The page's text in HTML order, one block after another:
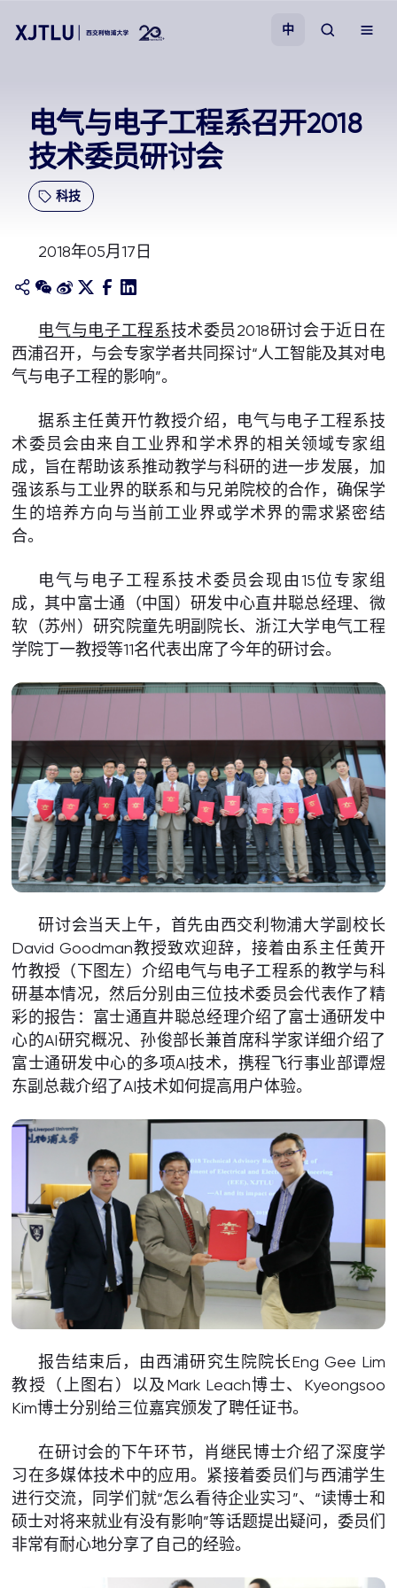
招生
科研
学院
关于我们
中
电气与电子工程系召开2018
技术委员研讨会
科技
2018年05月17日
电气与电子工程系技术委员2018研讨会于近日在
西浦召开，与会专家学者共同探讨“人工智能及其对电
气与电子工程的影响”。
据系主任黄开竹教授介绍，电气与电子工程系技
术委员会由来自工业界和学术界的相关领域专家组
成，旨在帮助该系推动教学与科研的进一步发展，加
强该系与工业界的联系和与兄弟院校的合作，确保学
生的培养方向与当前工业界或学术界的需求紧密结
合。
电气与电子工程系技术委员会现由15位专家组
成，其中富士通（中国）研发中心直井聪总经理、微
软（苏州）研究院童先明副院长、浙江大学电气工程
学院丁一教授等11名代表出席了今年的研讨会。
研讨会当天上午，首先由西交利物浦大学副校长
David Goodman教授致欢迎辞，接着由系主任黄开
竹教授（下图左）介绍电气与电子工程系的教学与科
研基本情况，然后分别由三位技术委员会代表作了精
彩的报告：富士通直井聪总经理介绍了富士通研发中
心的AI研究概况、孙俊部长兼首席科学家详细介绍了
富士通研发中心的多项AI技术，携程飞行事业部谭煜
东副总裁介绍了AI技术如何提高用户体验。
报告结束后，由西浦研究生院院长Eng Gee Lim
教授（上图右）以及Mark Leach博士、Kyeongsoo
Kim博士分别给三位嘉宾颁发了聘任证书。
在研讨会的下午环节，肖继民博士介绍了深度学
习在多媒体技术中的应用。紧接着委员们与西浦学生
进行交流，同学们就“怎么看待企业实习”、“读博士和
硕士对将来就业有没有影响”等话题提出疑问，委员们
非常有耐心地分享了自己的经验。